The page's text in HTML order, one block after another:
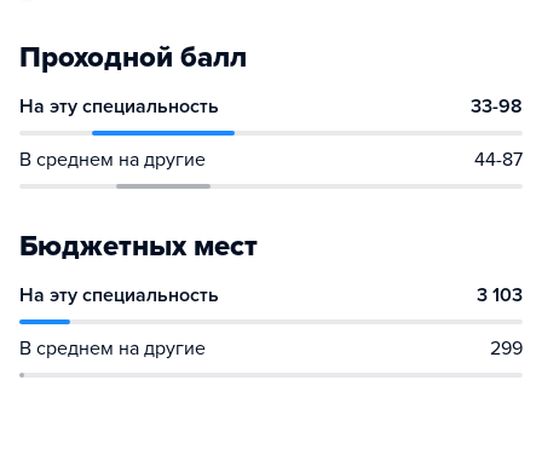
Проходной балл
На эту специальность 33-98
В среднем на другие 44-87
Бюджетных мест
На эту специальность 3 103
В среднем на другие 299